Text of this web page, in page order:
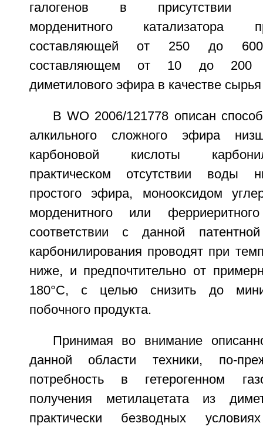
галогенов в присутствии
морденитного катализатора
составляющей от 250 до
составляющем от 10 до 200
диметилового эфира в качестве
В WO 2006/121778 описан
алкильного сложного эфира
карбоновой кислоты
практическом отсутствии воды
простого эфира, монооксидом
морденитного или
соответствии с данной
карбонилирования проводят при
ниже, и предпочтительно от
180°С, с целью снизить до
побочного продукта.
Принимая во внимание
данной области техники, по-
потребность в гетерогенном
получения метилацетата из
практически безводных